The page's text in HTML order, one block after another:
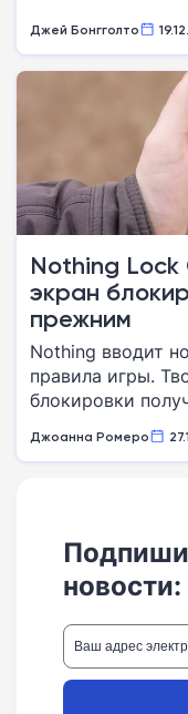
Джей Бонгголто
Nothing Lock
экран
прежним
Nothing вводит
правила игры.
блокировки
Джоанна Ромеро
новости: